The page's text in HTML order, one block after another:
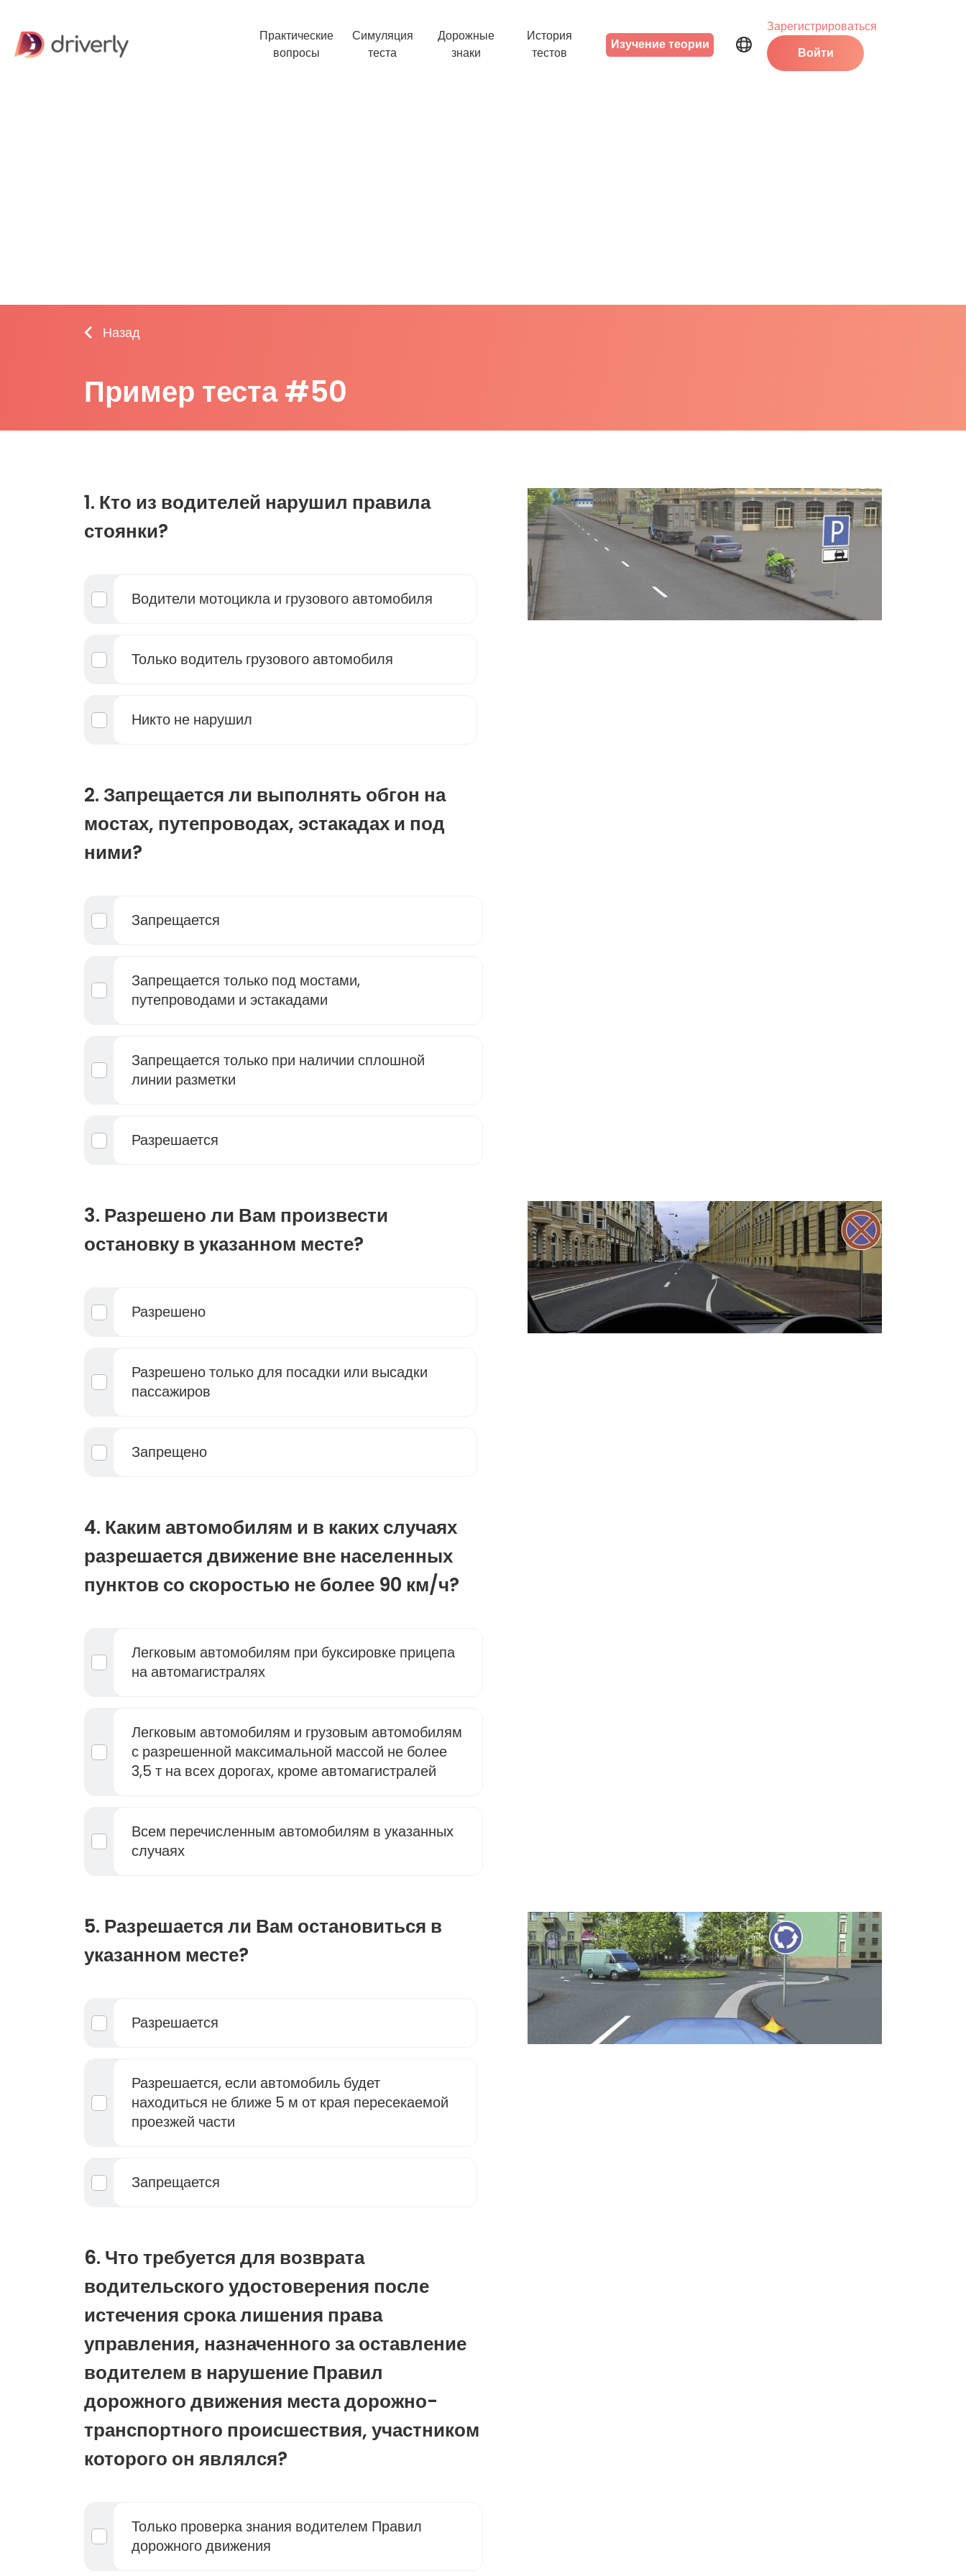
Практические
вопросы
Симуляция
теста
Дорожные
знаки
История
тестов
Изучение теории
Зарегистрироваться
Войти
Назад
Пример теста #50
1. Кто из водителей нарушил правила
стоянки?
Водители мотоцикла и грузового автомобиля
Только водитель грузового автомобиля
Никто не нарушил
2. Запрещается ли выполнять обгон на
мостах, путепроводах, эстакадах и под
ними?
Запрещается
Запрещается только под мостами,
путепроводами и эстакадами
Запрещается только при наличии сплошной
линии разметки
Разрешается
3. Разрешено ли Вам произвести
остановку в указанном месте?
Разрешено
Разрешено только для посадки или высадки
пассажиров
Запрещено
4. Каким автомобилям и в каких случаях
разрешается движение вне населенных
пунктов со скоростью не более 90 км/ч?
Легковым автомобилям при буксировке прицепа
на автомагистралях
Легковым автомобилям и грузовым автомобилям
с разрешенной максимальной массой не более
3,5 т на всех дорогах, кроме автомагистралей
Всем перечисленным автомобилям в указанных
случаях
5. Разрешается ли Вам остановиться в
указанном месте?
Разрешается
Разрешается, если автомобиль будет
находиться не ближе 5 м от края пересекаемой
проезжей части
Запрещается
6. Что требуется для возврата
водительского удостоверения после
истечения срока лишения права
управления, назначенного за оставление
водителем в нарушение Правил
дорожного движения места дорожно-
транспортного происшествия, участником
которого он являлся?
Только проверка знания водителем Правил
дорожного движения